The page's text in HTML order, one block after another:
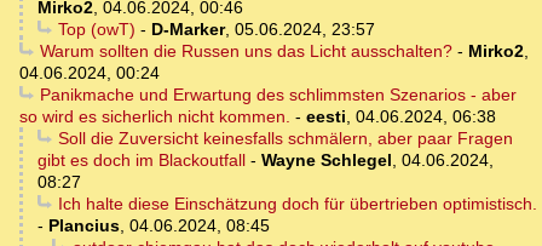
Mirko2, 04.06.2024, 00:46
Top (owT) - D-Marker, 05.06.2024, 23:57
Warum sollten die Russen uns das Licht ausschalten?- Mirko2,
04.06.2024, 00:24
Panikmache und Erwartung des schlimmsten Szenarios - aber
so wird es sicherlich nicht kommen. - eesti, 04.06.2024, 06:38
Soll die Zuversicht keinesfalls schmälern, aber paar Fragen
gibt es doch im Blackoutfall - Wayne Schlegel, 04.06.2024,
08:27
Ich halte diese Einschätzung doch für übertrieben optimistisch.
- Plancius, 04.06.2024, 08:45